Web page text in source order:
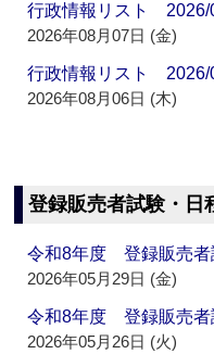
行政情報リスト 2026/
2026年08月07日 (金)
行政情報リスト 2026/
2026年08月06日 (木)
登録販売者試験・日
令和8年度 登録販売
2026年05月29日 (金)
令和8年度 登録販売
2026年05月26日 (火)